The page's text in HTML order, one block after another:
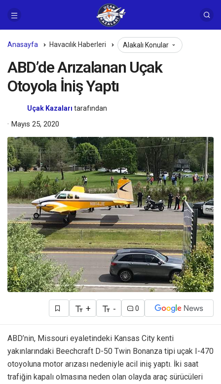
Anasayfa Havacılık Haberleri Alakalı Konular
ABD’de Arızalanan Uçak
Otoyola İniş Yaptı
Uçak Kazaları tarafından
Mayıs 25, 2020
+ - 0
ABD’nin, Missouri eyaletindeki Kansas City kenti
yakınlarındaki Beechcraft D-50 Twin Bonanza tipi uçak I-470
otoyoluna motor arızası nedeniyle acil iniş yaptı. İki saat
trafiğin kapalı olmasına neden olan olayda araç sürücüleri